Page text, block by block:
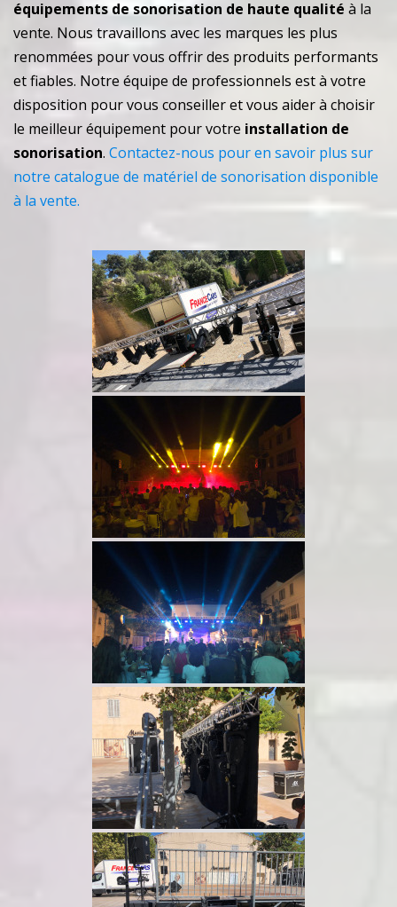
équipements de sonorisation de haute qualité à la
vente. Nous travaillons avec les marques les plus
renommées pour vous offrir des produits performants
et fiables. Notre équipe de professionnels est à votre
disposition pour vous conseiller et vous aider à choisir
le meilleur équipement pour votre installation de
sonorisation. Contactez-nous pour en savoir plus sur
notre catalogue de matériel de sonorisation disponible
à la vente.